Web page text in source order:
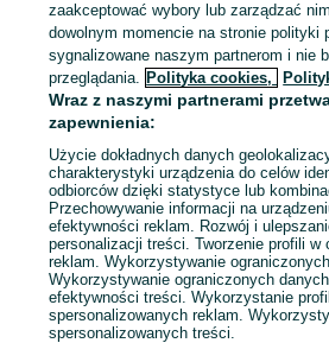
Zaloguj się / Załóż konto
zaakceptować wybory lub zarządzać
dowolnym momencie na stronie polityki
sygnalizowane naszym partnerom i nie
przeglądania. Polityka cookies,
Wraz z naszymi partnerami
zapewnienia:
Użycie dokładnych danych
charakterystyki urządzenia do celów
odbiorców dzięki statystyce lub
Przechowywanie informacji na
efektywności reklam. Rozwój i
personalizacji treści. Tworzenie profili w
reklam. Wykorzystywanie
Wykorzystywanie ograniczonych
efektywności treści. Wykorzystanie
spersonalizowanych reklam.
spersonalizowanych treści.